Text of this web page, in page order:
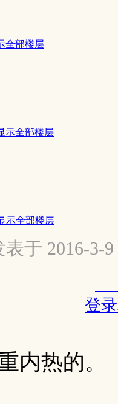
全部楼层
示全部楼层
示全部楼层
于 2016-3-9
登
内热的。